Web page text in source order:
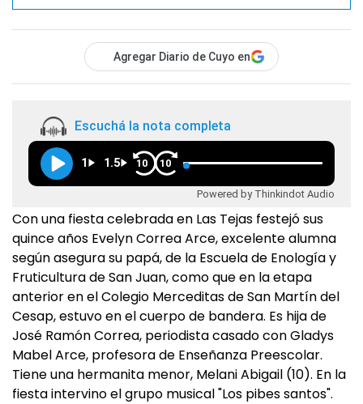
Agregar Diario de Cuyo en
Escuchá la nota completa
1 1.5 10 10
Powered by Thinkindot Audio
Con una fiesta celebrada en Las Tejas festejó sus
quince años Evelyn Correa Arce, excelente alumna
según asegura su papá, de la Escuela de Enología y
Fruticultura de San Juan, como que en la etapa
anterior en el Colegio Merceditas de San Martín del
Cesap, estuvo en el cuerpo de bandera. Es hija de
José Ramón Correa, periodista casado con Gladys
Mabel Arce, profesora de Enseñanza Preescolar.
Tiene una hermanita menor, Melani Abigail (10). En la
fiesta intervino el grupo musical "Los pibes santos".